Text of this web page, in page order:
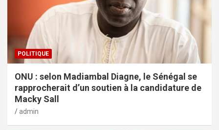
POLITIQUE
ONU : selon Madiambal Diagne, le Sénégal se
rapprocherait d’un soutien à la candidature de
Macky Sall
admin